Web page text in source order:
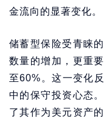
金流向的显著变化。
储蓄型保险受青睐
数量的增加，更重
至60%。这一变化
中的保守投资心态
了其作为美元资产